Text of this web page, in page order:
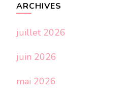
ARCHIVES
juillet 2026
juin 2026
mai 2026